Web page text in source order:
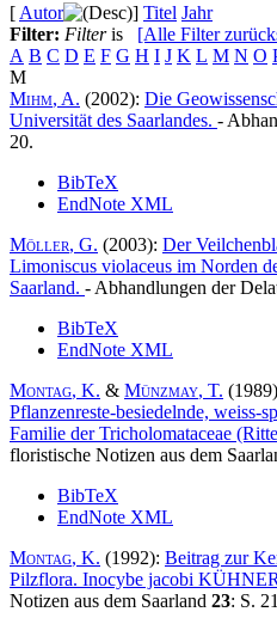
[ Autor ] Titel Jahr
Filter: Filteris
[Alle Filter
A B C D E F G H I J K L M N O
M
Mihm, A. (2002): Die
Universität des Saarlandes. -
20.
BibTeX
EndNote XML
Möller, G. (2003): Der
Limoniscus violaceus im Norden
Saarland. - Abhandlungen der
BibTeX
EndNote XML
Montag, K. & Münzmay, T.
Pflanzenreste-besiedelnde, weiss-
Familie der Tricholomataceae
floristische Notizen aus dem
BibTeX
EndNote XML
Montag, K. (1992): Beitrag zur
Pilzflora. Inocybe jacobi KÜHNER
Notizen aus dem Saarland 23: S.